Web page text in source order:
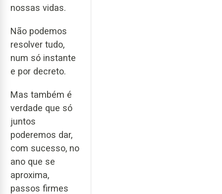
nossas vidas.
Não podemos
resolver tudo,
num só instante
e por decreto.
Mas também é
verdade que só
juntos
poderemos dar,
com sucesso, no
ano que se
aproxima,
passos firmes